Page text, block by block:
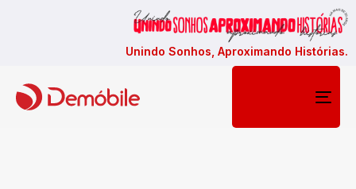
Unindo Sonhos, Aproximando Histórias.